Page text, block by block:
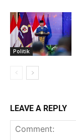
Politik
LEAVE A REPLY